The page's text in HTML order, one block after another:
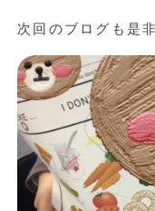
次回のブログも是